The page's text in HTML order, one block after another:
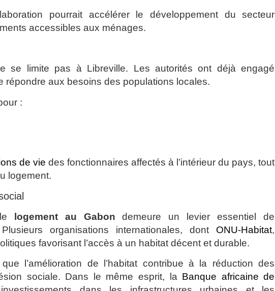
pourrait accélérer le développement du secteur
accessibles aux ménages.
se limite pas à Libreville. Les autorités ont déjà engagé
répondre aux besoins des populations locales.
:
de viedes fonctionnaires affectés à l’intérieur du pays, tout
logement.
logement au Gabon demeure un levier essentiel de
organisations internationales, dont ONU-Habitat,
favorisant l’accès à un habitat décent et durable.
l’amélioration de l’habitat contribue à la réduction des
sociale. Dans le même esprit, la Banque africaine de